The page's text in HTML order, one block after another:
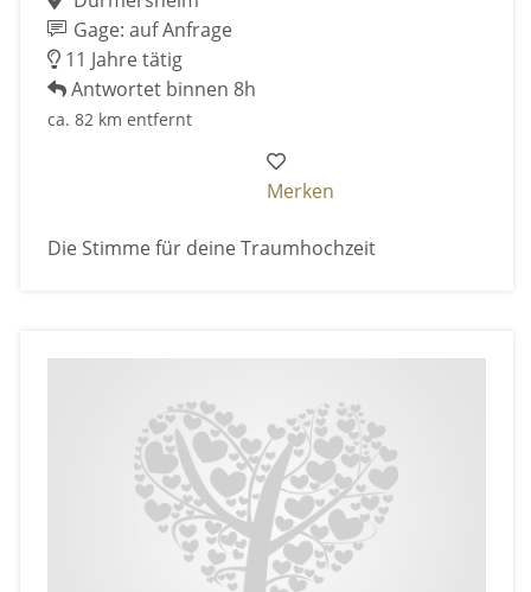
Gage: auf Anfrage
11 Jahre tätig
Antwortet binnen 8h
ca. 82 km entfernt
Merken
Die Stimme für deine Traumhochzeit